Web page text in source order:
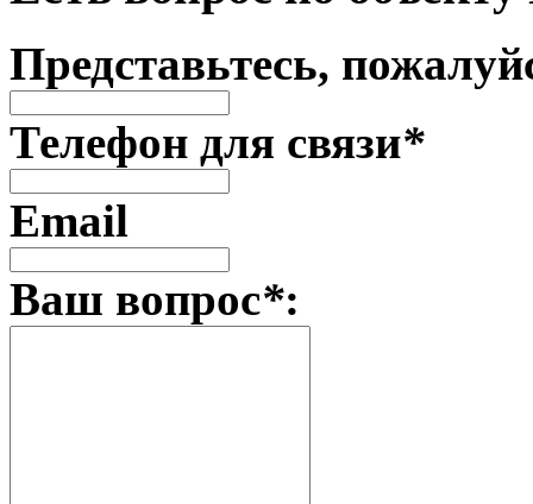
Представьтесь,
Телефон для связи*
Email
Ваш вопрос*: